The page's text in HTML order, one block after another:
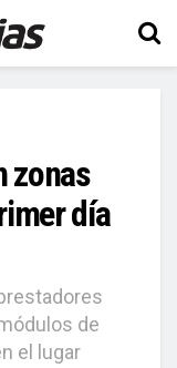
zonas
día
de
el lugar